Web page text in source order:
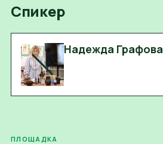
Спикер
Надежда Графова
ПЛОЩАДКА